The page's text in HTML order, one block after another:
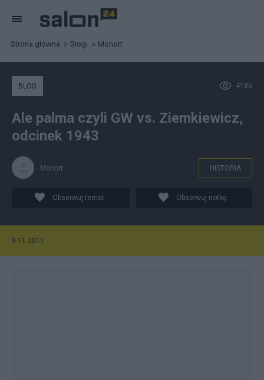
Strona główna Blogi Mohort
4185
BLOG
Ale palma czyli GW vs. Ziemkiewicz,
odcinek 1943
Mohort HISTORIA
Obserwuj temat Obserwuj notkę
9.11.2011